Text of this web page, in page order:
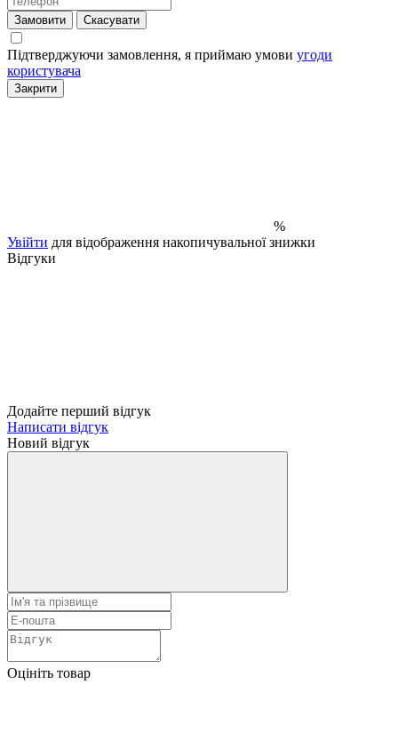
Замовити Скасувати
Підтверджуючи замовлення, я приймаю умови угоди
користувача
Закрити
%
Увійти для відображення накопичувальної знижки
Відгуки
Додайте перший відгук
Написати відгук
Новий відгук
Оцініть товар